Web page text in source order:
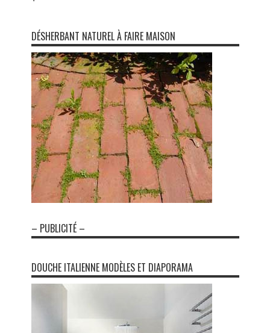
DÉSHERBANT NATUREL À FAIRE MAISON
– PUBLICITÉ –
DOUCHE ITALIENNE MODÈLES ET DIAPORAMA